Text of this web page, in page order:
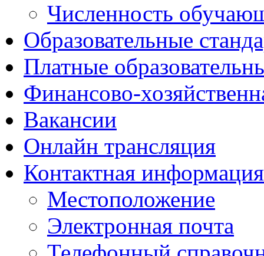
Численность
Образовательные
Платные
Финансово-
Вакансии
Онлайн трансляция
Контактная информация
Местоположение
Электронная почта